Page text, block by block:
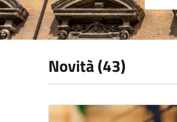
Novità (43)